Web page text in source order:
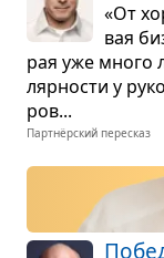
«От
вая
рая уже много
ляр­но­сти у
ров...
Партнёрский пересказ